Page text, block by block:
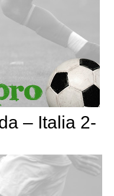
– Italia 2-